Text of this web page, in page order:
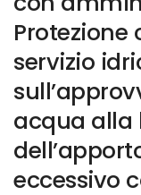
Protezione
servizio
acqua alla
eccessivo